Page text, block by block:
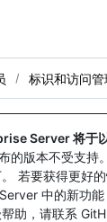
标识和访问管
Server 将于
的版本不受支持
若要获得更好
中的新功能
助，请联系